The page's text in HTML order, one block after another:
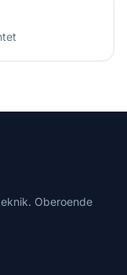
Oberoende